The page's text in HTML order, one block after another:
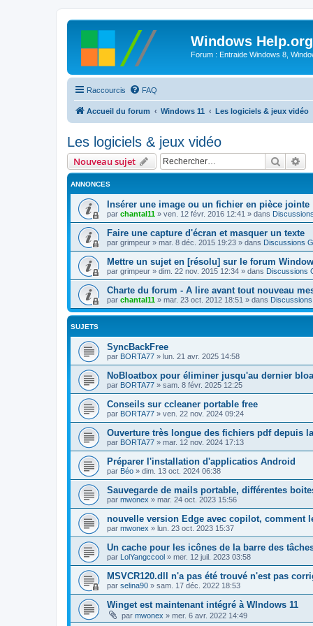
Windows Help.org
Forum : Entraide Windows 8,
Raccourcis FAQ
Accueil du forum Windows 11 Les logiciels & jeux vidéo
Les logiciels & jeux vidéo
Nouveau sujet
ANNONCES
Insérer une image ou un fichier en pièce jointe
par chantal11 » ven. 12 févr. 2016 12:41 » dans
Faire une capture d'écran et masquer un texte
par grimpeur » mar. 8 déc. 2015 19:23 » dans Discussions
Mettre un sujet en [résolu] sur le forum
par grimpeur » dim. 22 nov. 2015 12:34 » dans Discussions
Charte du forum - A lire avant tout nouveau
par chantal11 » mar. 23 oct. 2012 18:51 » dans
SUJETS
SyncBackFree
par BORTA77 » lun. 21 avr. 2025 14:58
NoBloatbox pour éliminer jusqu'au dernier
par BORTA77 » sam. 8 févr. 2025 12:25
Conseils sur ccleaner portable free
par BORTA77 » ven. 22 nov. 2024 09:24
Ouverture très longue des fichiers pdf depuis
par BORTA77 » mar. 12 nov. 2024 17:13
Préparer l'installation d'applicatios Android
par Béo » dim. 13 oct. 2024 06:38
Sauvegarde de mails portable, différentes
par mwonex » mar. 24 oct. 2023 15:56
nouvelle version Edge avec copilot, comment
par mwonex » lun. 23 oct. 2023 15:37
Un cache pour les icônes de la barre des
par LolYangccool » mer. 12 juil. 2023 03:58
MSVCR120.dll n'a pas été trouvé n'est pas
par selina90 » sam. 17 déc. 2022 18:53
Winget est maintenant intégré à WIndows 11
par mwonex » mer. 6 avr. 2022 14:49